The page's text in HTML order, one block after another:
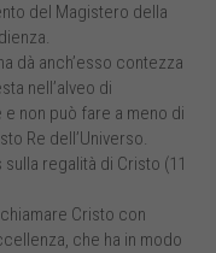
del Magistero della
dà anch’esso contezza
nell’alveo di
e non può fare a meno di
Re dell’Universo.
regalità di Cristo (11
Cristo con
che ha in modo